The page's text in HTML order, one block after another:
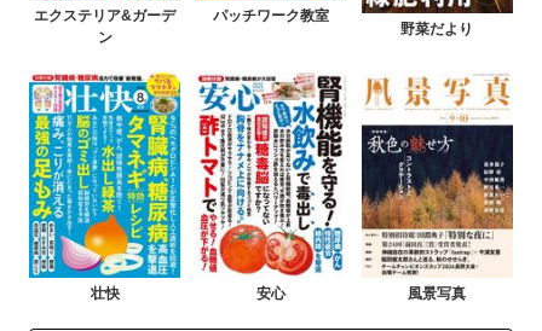
エクステリア&ガーデ
ン
パッチワーク教室
野菜だより
壮快 安心 風景写真